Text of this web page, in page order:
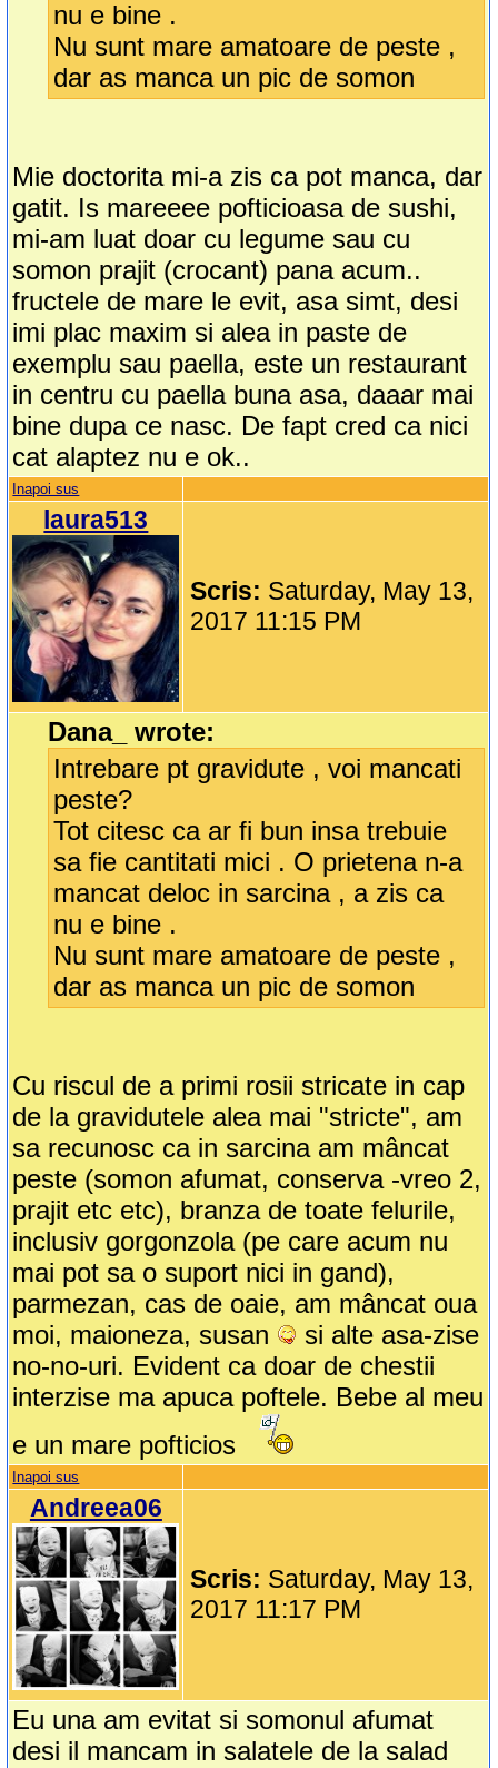
nu e bine .
Nu sunt mare amatoare de peste ,
dar as manca un pic de somon
Mie doctorita mi-a zis ca pot manca, dar
gatit. Is mareeee pofticioasa de sushi,
mi-am luat doar cu legume sau cu
somon prajit (crocant) pana acum..
fructele de mare le evit, asa simt, desi
imi plac maxim si alea in paste de
exemplu sau paella, este un restaurant
in centru cu paella buna asa, daaar mai
bine dupa ce nasc. De fapt cred ca nici
cat alaptez nu e ok..
Inapoi sus
laura513
Scris: Saturday, May 13,
2017 11:15 PM
Dana_ wrote:
Intrebare pt gravidute , voi mancati
peste?
Tot citesc ca ar fi bun insa trebuie
sa fie cantitati mici . O prietena n-a
mancat deloc in sarcina , a zis ca
nu e bine .
Nu sunt mare amatoare de peste ,
dar as manca un pic de somon
Cu riscul de a primi rosii stricate in cap
de la gravidutele alea mai "stricte", am
sa recunosc ca in sarcina am mâncat
peste (somon afumat, conserva -vreo 2,
prajit etc etc), branza de toate felurile,
inclusiv gorgonzola (pe care acum nu
mai pot sa o suport nici in gand),
parmezan, cas de oaie, am mâncat oua
moi, maioneza, susan
si alte asa-zise
no-no-uri. Evident ca doar de chestii
interzise ma apuca poftele. Bebe al meu
e un mare pofticios
Inapoi sus
Andreea06
Scris: Saturday, May 13,
2017 11:17 PM
Eu una am evitat si somonul afumat
desi il mancam in salatele de la salad